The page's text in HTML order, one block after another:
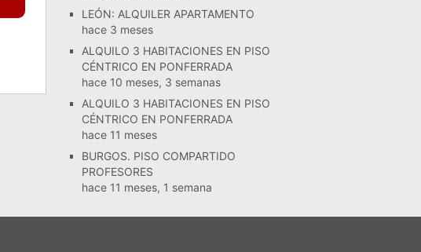
LEÓN: ALQUILER APARTAMENTO
hace 3 meses
ALQUILO 3 HABITACIONES EN PISO
CÉNTRICO EN PONFERRADA
hace 10 meses, 3 semanas
ALQUILO 3 HABITACIONES EN PISO
CÉNTRICO EN PONFERRADA
hace 11 meses
BURGOS. PISO COMPARTIDO
PROFESORES
hace 11 meses, 1 semana